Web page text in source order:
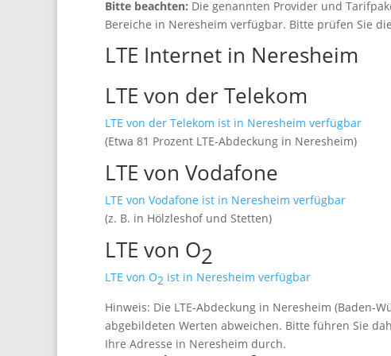
Bitte beachten: Die genannten Provider und
Bereiche in Neresheim verfügbar. Bitte prüfen Sie
LTE Internet in Neresheim
LTE von der Telekom
LTE von der Telekom ist in Neresheim verfügbar
(Etwa 81 Prozent LTE-Abdeckung in Neresheim)
LTE von Vodafone
LTE von Vodafone ist in Neresheim verfügbar
(z. B. in Hölzleshof und Stetten)
LTE von O2
LTE von O2 ist in Neresheim verfügbar
Hinweis: Die LTE-Abdeckung in Neresheim (Baden-
abgebildeten Werten abweichen. Bitte führen Sie
Ihre Adresse in Neresheim durch.